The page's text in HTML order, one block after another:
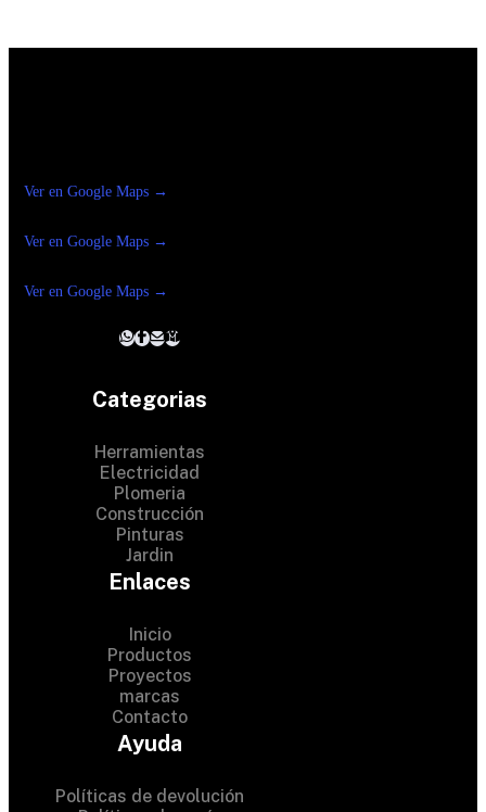
Ver en Google Maps →
Ver en Google Maps →
Ver en Google Maps →
Categorias
Herramientas
Electricidad
Plomeria
Construcción
Pinturas
Jardin
Enlaces
Inicio
Productos
Proyectos
marcas
Contacto
Ayuda
Políticas de devolución